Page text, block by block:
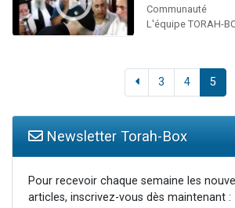
Communauté
L'équipe TORAH-
3 4 5
Newsletter Torah-Box
Pour recevoir chaque semaine les
articles, inscrivez-vous dès maintenant :